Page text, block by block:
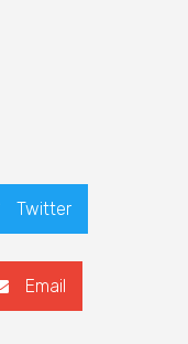
Twitter
Email